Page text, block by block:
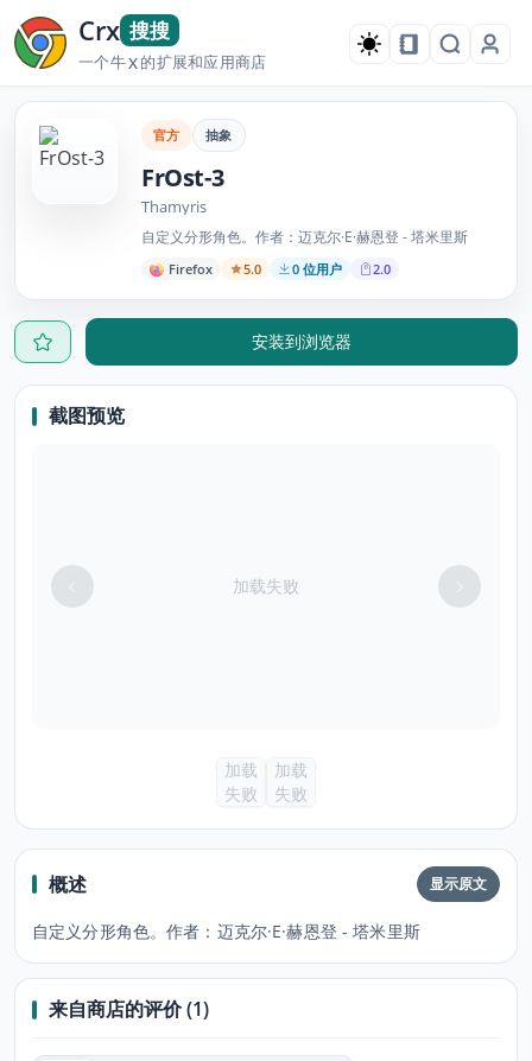
Crx 搜搜
一个牛X的扩展和应用商店
官方 抽象
FrOst-3
Thamyris
自定义分形角色。作者：迈克尔·E·赫恩登 - 塔米里斯
Firefox 5.0 0 位用户 2.0
安装到浏览器
截图预览
加载失败
加载
失败
加载
失败
概述 显示原文
自定义分形角色。作者：迈克尔·E·赫恩登 - 塔米里斯
来自商店的评价 (1)